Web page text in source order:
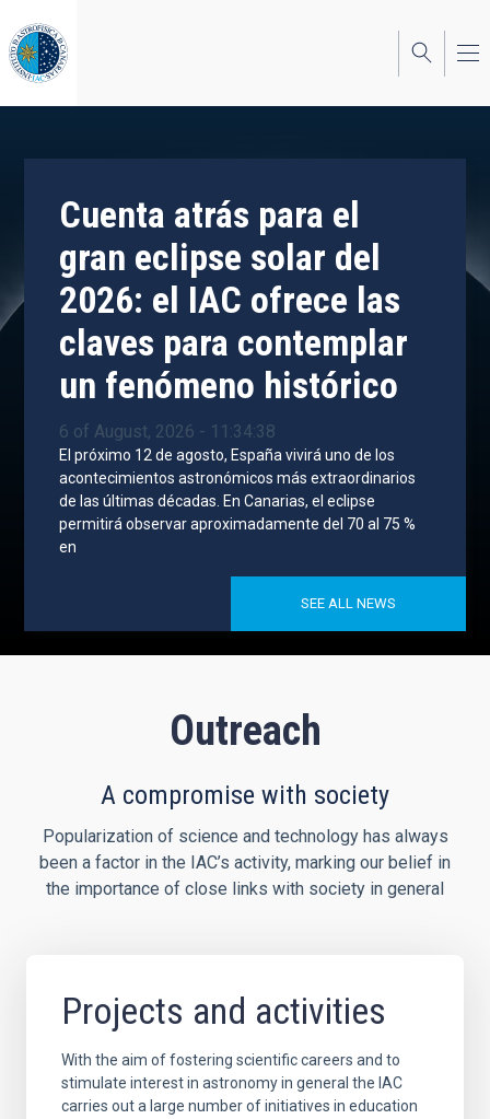
to
main
content
Cuenta atrás para el
gran eclipse solar del
2026: el IAC ofrece las
claves para contemplar
un fenómeno histórico
6 of August, 2026 - 11:34:38
El próximo 12 de agosto, España vivirá uno de los
acontecimientos astronómicos más extraordinarios
de las últimas décadas. En Canarias, el eclipse
permitirá observar aproximadamente del 70 al 75 %
en
SEE ALL NEWS
Outreach
A compromise with society
Popularization of science and technology has always
been a factor in the IAC’s activity, marking our belief in
the importance of close links with society in general
Projects and activities
With the aim of fostering scientific careers and to
stimulate interest in astronomy in general the IAC
carries out a large number of initiatives in education